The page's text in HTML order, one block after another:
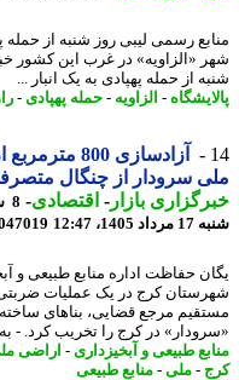
رسمی لیبی روز شنبه از حمله
«الزاویه» در غرب این کشور خبر
از حمله پهپادی به یک انبار ...
-الزاویه -حمله پهپادی-
آزادسازی 800
سرودار از چنگال متصرفان
بازار- اقتصادی-
8
12:47
82047019
حفاظت اداره منابع طبیعی و
کرج در یک عملیات ضربتی و
مرجع قضایی، بناهای ساخته
در کرج را تخریب کرد. - به
طبیعی و آبخیزداری- اراضی ملی -
-ملی -منابع طبیعی